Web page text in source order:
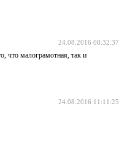
24.08.2016 08:32:37
что малограмотная, так и
24.08.2016 11:11:25